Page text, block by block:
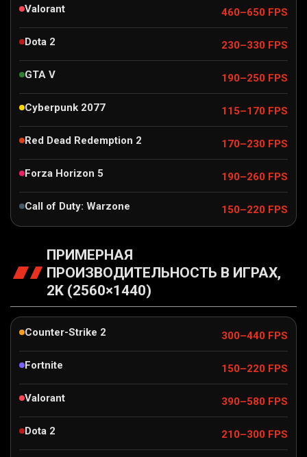
Valorant 460–650 FPS
Dota 2 230–330 FPS
GTA V 190–250 FPS
Cyberpunk 2077 115–170 FPS
Red Dead Redemption 2 170–230 FPS
Forza Horizon 5 190–260 FPS
Call of Duty: Warzone 150–220 FPS
ПРИМЕРНАЯ
ПРОИЗВОДИТЕЛЬНОСТЬ В ИГРАХ,
2K (2560×1440)
Counter-Strike 2 300–440 FPS
Fortnite 150–220 FPS
Valorant 390–580 FPS
Dota 2 210–300 FPS